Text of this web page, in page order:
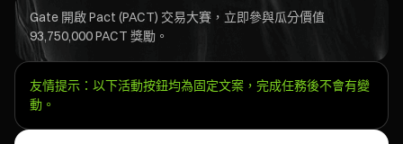
Gate 開啟 Pact (PACT) 交易大賽，立即參與瓜分價值
93,750,000 PACT 獎勵。
友情提示：以下活動按鈕均為固定文案，完成任務後不會有變
動。